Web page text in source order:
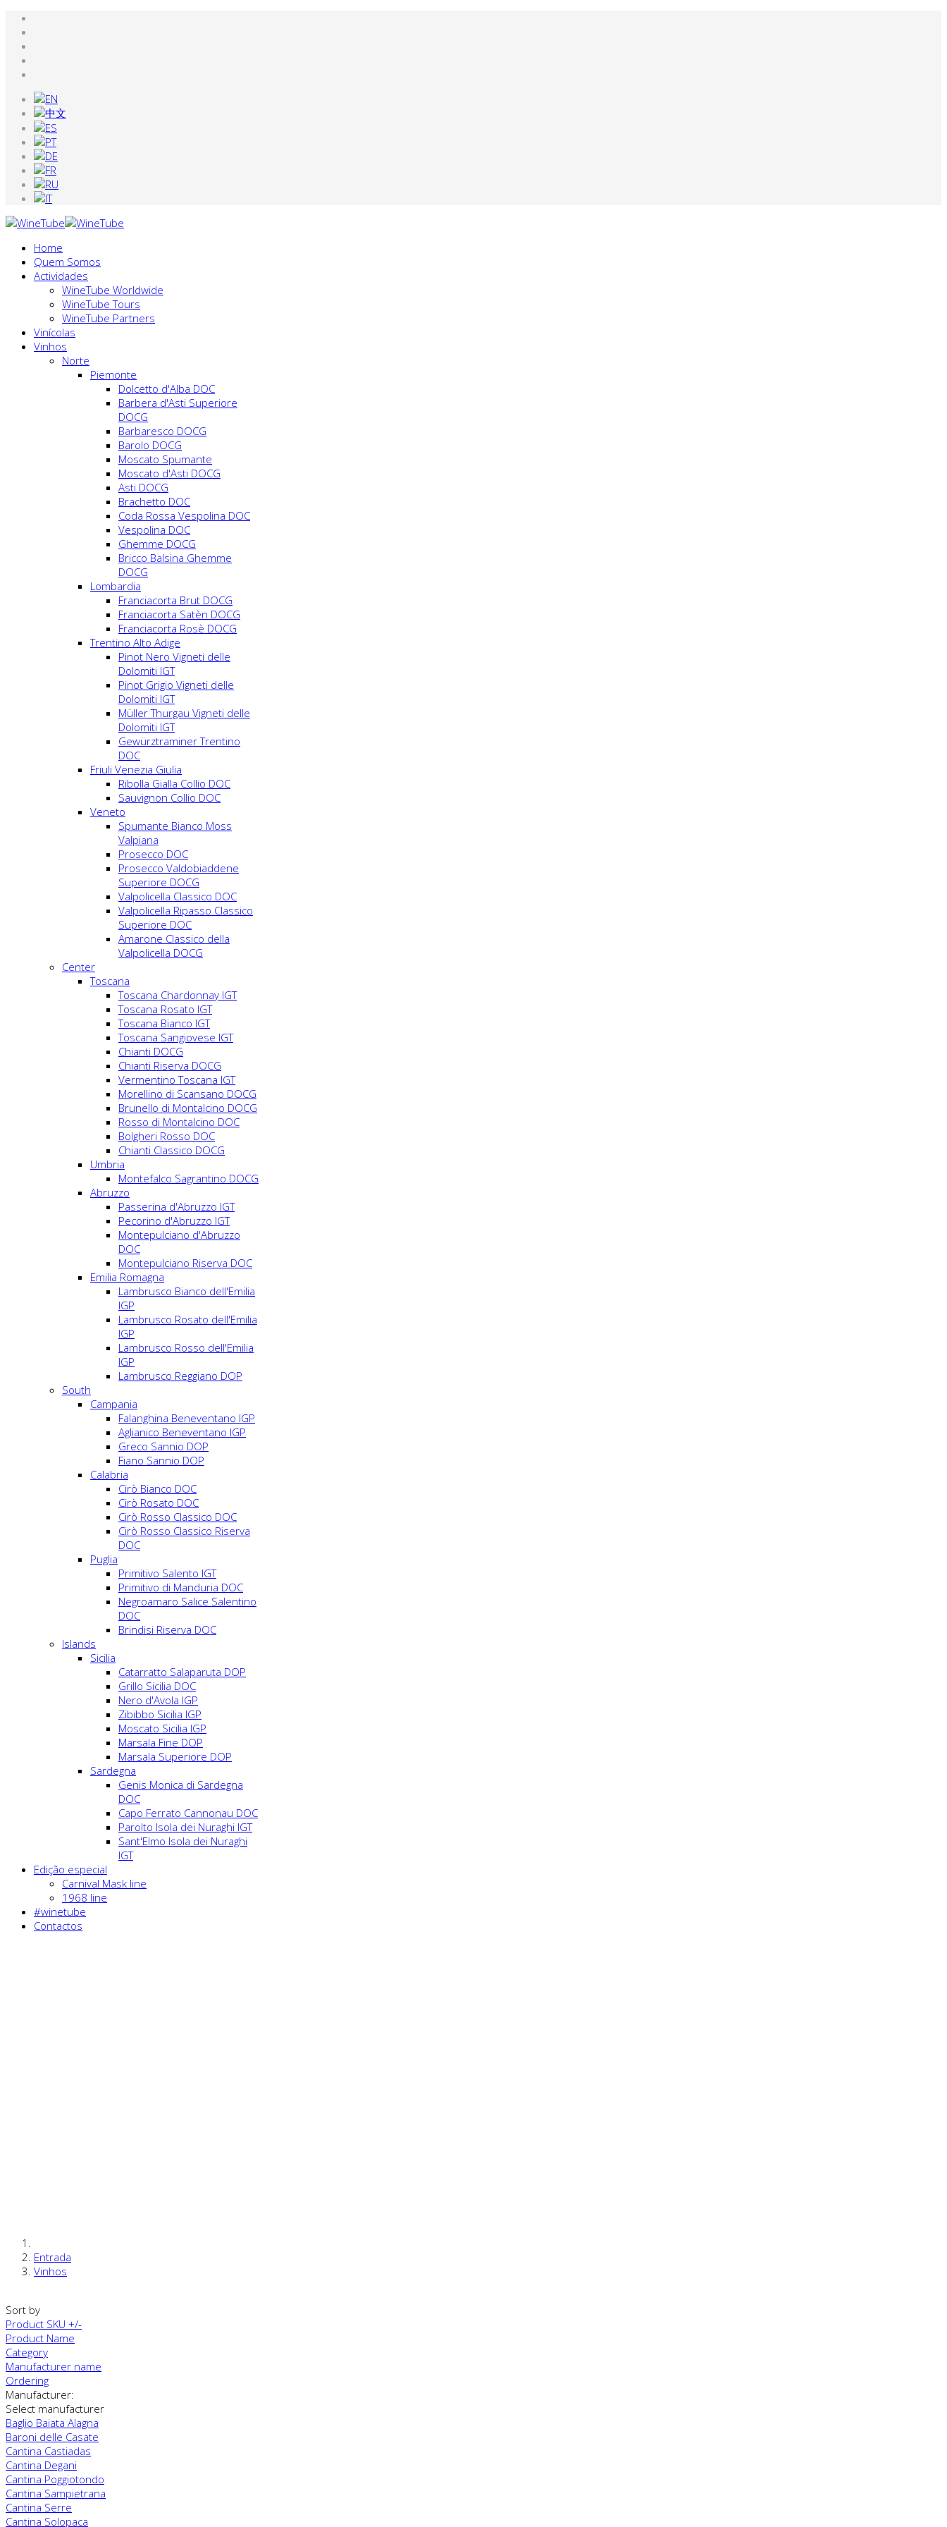
Home
Quem Somos
Actividades
WineTube Worldwide
WineTube Tours
WineTube Partners
Vinícolas
Vinhos
Norte
Piemonte
Dolcetto d'Alba DOC
Barbera d'Asti Superiore
DOCG
Barbaresco DOCG
Barolo DOCG
Moscato Spumante
Moscato d'Asti DOCG
Asti DOCG
Brachetto DOC
Coda Rossa Vespolina DOC
Vespolina DOC
Ghemme DOCG
Bricco Balsina Ghemme
DOCG
Lombardia
Franciacorta Brut DOCG
Franciacorta Satèn DOCG
Franciacorta Rosè DOCG
Trentino Alto Adige
Pinot Nero Vigneti delle
Dolomiti IGT
Pinot Grigio Vigneti delle
Dolomiti IGT
Müller Thurgau Vigneti delle
Dolomiti IGT
Gewürztraminer Trentino
DOC
Friuli Venezia Giulia
Ribolla Gialla Collio DOC
Sauvignon Collio DOC
Veneto
Spumante Bianco Moss
Valpiana
Prosecco DOC
Prosecco Valdobiaddene
Superiore DOCG
Valpolicella Classico DOC
Valpolicella Ripasso Classico
Superiore DOC
Amarone Classico della
Valpolicella DOCG
Center
Toscana
Toscana Chardonnay IGT
Toscana Rosato IGT
Toscana Bianco IGT
Toscana Sangiovese IGT
Chianti DOCG
Chianti Riserva DOCG
Vermentino Toscana IGT
Morellino di Scansano DOCG
Brunello di Montalcino DOCG
Rosso di Montalcino DOC
Bolgheri Rosso DOC
Chianti Classico DOCG
Umbria
Montefalco Sagrantino DOCG
Abruzzo
Passerina d'Abruzzo IGT
Pecorino d'Abruzzo IGT
Montepulciano d'Abruzzo
DOC
Montepulciano Riserva DOC
Emilia Romagna
Lambrusco Bianco dell'Emilia
IGP
Lambrusco Rosato dell'Emilia
IGP
Lambrusco Rosso dell'Emilia
IGP
Lambrusco Reggiano DOP
South
Campania
Falanghina Beneventano IGP
Aglianico Beneventano IGP
Greco Sannio DOP
Fiano Sannio DOP
Calabria
Cirò Bianco DOC
Cirò Rosato DOC
Cirò Rosso Classico DOC
Cirò Rosso Classico Riserva
DOC
Puglia
Primitivo Salento IGT
Primitivo di Manduria DOC
Negroamaro Salice Salentino
DOC
Brindisi Riserva DOC
Islands
Sicilia
Catarratto Salaparuta DOP
Grillo Sicilia DOC
Nero d'Avola IGP
Zibibbo Sicilia IGP
Moscato Sicilia IGP
Marsala Fine DOP
Marsala Superiore DOP
Sardegna
Genis Monica di Sardegna
DOC
Capo Ferrato Cannonau DOC
Parolto Isola dei Nuraghi IGT
Sant'Elmo Isola dei Nuraghi
IGT
Edição especial
Carnival Mask line
1968 line
#winetube
Contactos
Entrada
Vinhos
Sort by
Product SKU +/-
Product Name
Category
Manufacturer name
Ordering
Manufacturer:
Select manufacturer
Baglio Baiata Alagna
Baroni delle Casate
Cantina Castiadas
Cantina Degani
Cantina Poggiotondo
Cantina Sampietrana
Cantina Serre
Cantina Solopaca